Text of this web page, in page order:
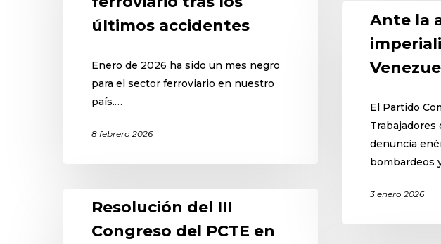
últimos accidentes
Enero de 2026 ha sido un mes negro
para el sector ferroviario en nuestro
país.…
8 febrero 2026
Ante la
El Partido
Trabajadores
denuncia
bombardeos
3 enero 2026
Resolución del III
Congreso del PCTE en